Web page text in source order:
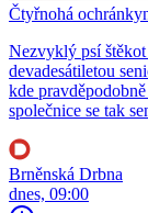
Čtyřnohá
Nezvyklý psí
devadesátiletou
kde
společnice se tak
Brněnská Drbna
dnes, 09:00